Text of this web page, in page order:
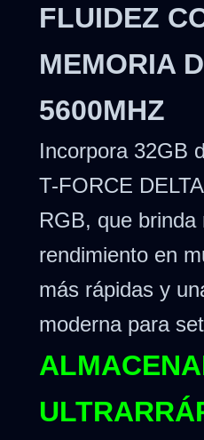
FLUIDEZ
MEMORIA
5600MHZ
Incorpora 32GB
T-FORCE
RGB, que brinda
rendimiento en
más rápidas y
moderna para